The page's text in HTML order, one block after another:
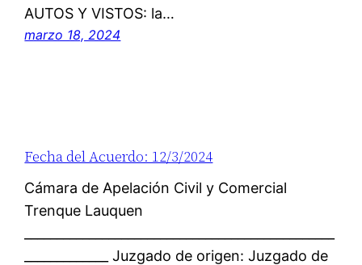
AUTOS Y VISTOS: la…
marzo 18, 2024
Fecha del Acuerdo: 12/3/2024
Cámara de Apelación Civil y Comercial
Trenque Lauquen
_____________ Juzgado de origen: Juzgado de